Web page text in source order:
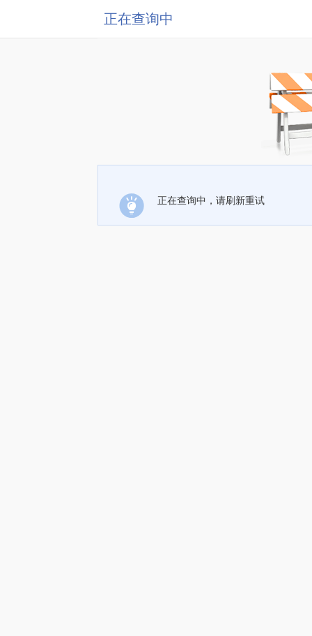
正在查询中
正在查询中，请刷新重试